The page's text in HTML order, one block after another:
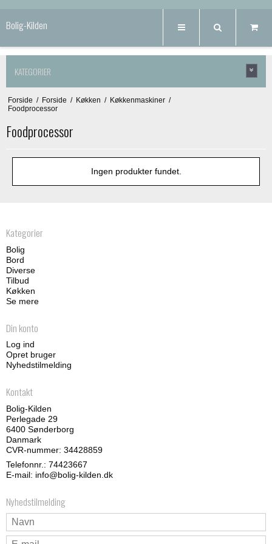
Bolig-Kilden
KATEGORIER
Forside / Forside / Køkken / Køkkenmaskiner /
Foodprocessor
Foodprocessor
Ingen produkter fundet.
Kategorier
Bolig
Bord
Diverse
Tilbud
Køkken
Se mere
Din konto
Log ind
Opret bruger
Nyhedstilmelding
Kontakt
Bolig-Kilden
Perlegade 29
6400 Sønderborg
Danmark
CVR-nummer: 34428859
Telefonnr.: 74423667
E-mail: info@bolig-kilden.dk
Nyhedstilmelding